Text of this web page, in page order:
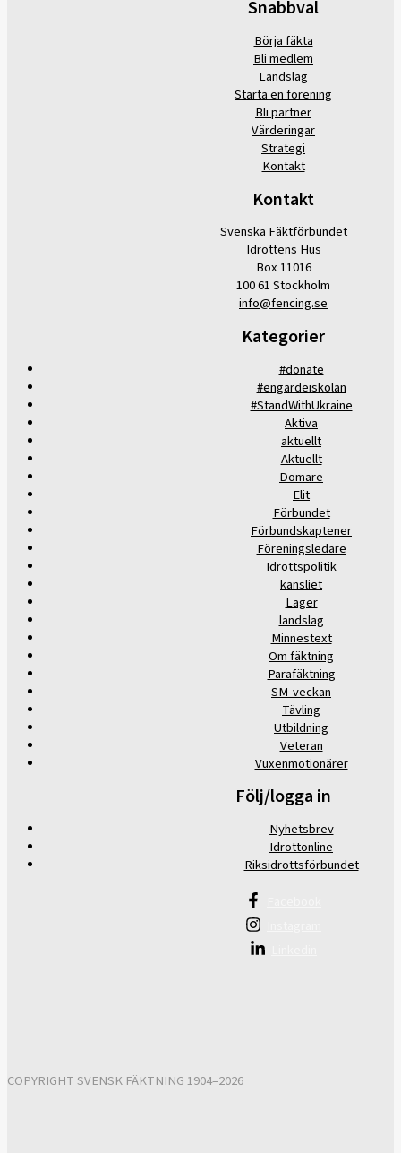
Snabbval
Börja fäkta
Bli medlem
Landslag
Starta en förening
Bli partner
Värderingar
Strategi
Kontakt
Kontakt
Svenska Fäktförbundet
Idrottens Hus
Box 11016
100 61 Stockholm
info@fencing.se
Kategorier
#donate
#engardeiskolan
#StandWithUkraine
Aktiva
aktuellt
Aktuellt
Domare
Elit
Förbundet
Förbundskaptener
Föreningsledare
Idrottspolitik
kansliet
Läger
landslag
Minnestext
Om fäktning
Parafäktning
SM-veckan
Tävling
Utbildning
Veteran
Vuxenmotionärer
Följ/logga in
Nyhetsbrev
Idrottonline
Riksidrottsförbundet
COPYRIGHT SVENSK FÄKTNING 1904–2026